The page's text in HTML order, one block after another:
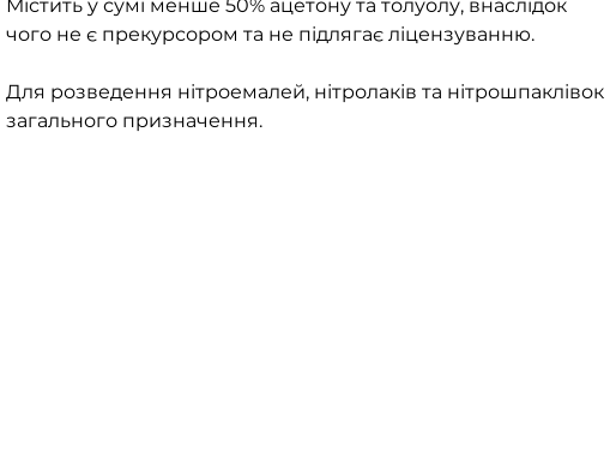
Містить у сумі менше 50% ацетону та толуолу, внаслідок
чого не є прекурсором та не підлягає ліцензуванню.
Для розведення нітроемалей, нітролаків та нітрошпаклівок
загального призначення.